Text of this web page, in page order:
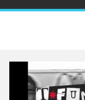
Tag Archives: